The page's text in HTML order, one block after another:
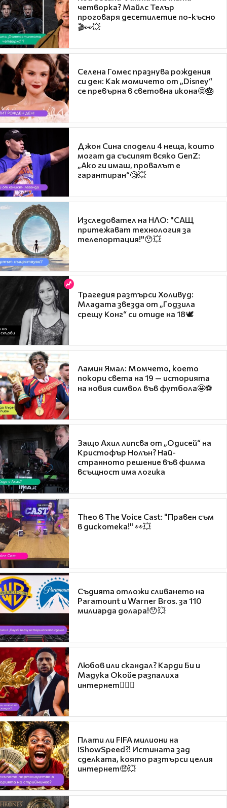
четворка? Майлс Телър
проговаря десетилетие по-късно
🎬👀💥
Селена Гомес празнува рождения
си ден: Как момичето от „Disney“
се превърна в световна икона🤩🎂
Джон Сина сподели 4 неща, които
могат да съсипят всяко GenZ:
„Ако ги имаш, провалът е
гарантиран“🧐💥
Изследовател на НЛО: "САЩ
притежават технология за
телепортация!"😯💥
Трагедия разтърси Холивуд:
Младата звезда от „Годзила
срещу Конг“ си отиде на 18🕊️
Ламин Ямал: Момчето, което
покори света на 19 — историята
на новия символ във футбола🤩⚽
Защо Ахил липсва от „Одисей“ на
Кристофър Нолън? Най-
странното решение във филма
всъщност има логика
Theo в The Voice Cast: "Правен съм
в дискотека!" 👀💥
Съдията отложи сливането на
Paramount и Warner Bros. за 110
милиарда долара!😯💥
Любов или скандал? Карди Би и
Мадука Окойе разпалиха
интернет❤️‍🔥🔥
Плати ли FIFA милиони на
IShowSpeed?! Истината зад
сделката, която разтърси целия
интернет🤑💥